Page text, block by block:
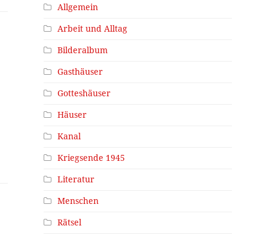
Allgemein
Arbeit und Alltag
Bilderalbum
Gasthäuser
Gotteshäuser
Häuser
Kanal
Kriegsende 1945
Literatur
Menschen
Rätsel